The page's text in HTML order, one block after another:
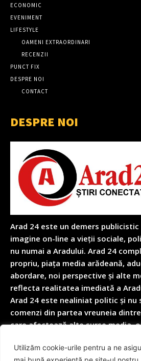
Utilizăm cookie-urile pentru a ne
ECONOMIC
EVENIMENT
LIFESTYLE
OAMENI EXTRAORDINARI
RECENZII
PUNCT FIX
DESPRE NOI
CONTACT
DESPRE NOI
Arad 24 este un demers
imagine on-line a vieții sociale,
nu numai a Aradului. Arad 24
propriu, piața media arădeană,
abordare, noi perspective și alte
reflecta realitatea imediată a
Arad 24 este nealiniat politic și nu
comenzi din partea vreuneia
care afectează alte surse media,
a realității cotidiene.